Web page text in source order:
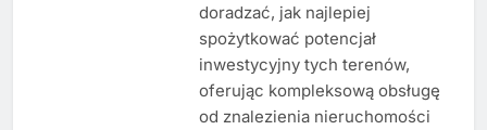
doradzać, jak najlepiej
spożytkować potencjał
inwestycyjny tych terenów,
oferując kompleksową obsługę
od znalezienia nieruchomości